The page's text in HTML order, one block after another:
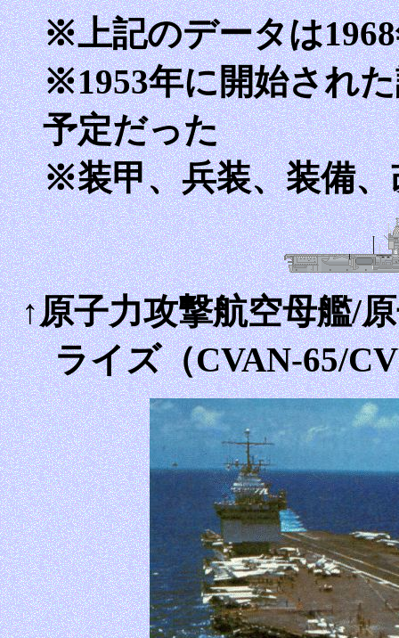
※上記のデータは
※1953年に開始され
予定だった
※装甲、兵装、装備、
↑原子力攻撃航空母艦/
ライズ（CVAN-65/